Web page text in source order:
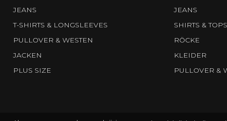
JEANS
T-SHIRTS & LONGSLEEVES
PULLOVER & WESTEN
JACKEN
PLUS SIZE
JEANS
SHIRTS & TOPS
RÖCKE
KLEIDER
PULLOVER &